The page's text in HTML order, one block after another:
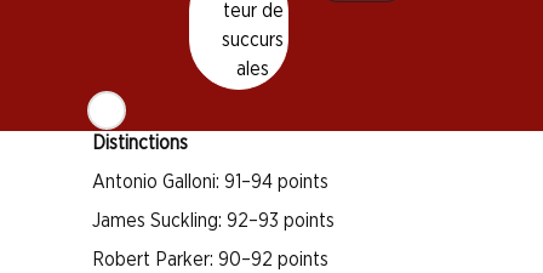
teur de
succurs
ales
Distinctions
Antonio Galloni: 91–94 points
James Suckling: 92–93 points
Robert Parker: 90–92 points